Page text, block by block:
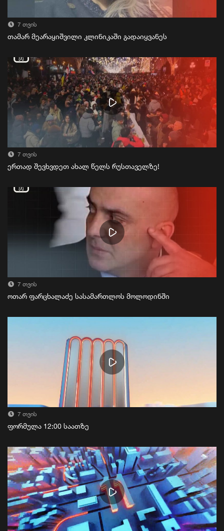
7 თვის
თამარ მეარაყიშვილი კლინიკაში გადაიყვანეს
7 თვის
ერთად შევხვდეთ ახალ წელს რუსთაველზე!
7 თვის
ოთარ ფარცხალაძე სასამართლოს მოლოდინში
7 თვის
ფორმულა 12:00 საათზე